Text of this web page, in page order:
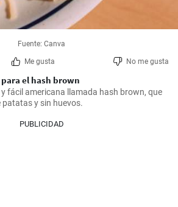
Fuente: Canva
Me gusta No me gusta
el hash brown
fácil americana llamada hash brown, que
y sin huevos.
PUBLICIDAD